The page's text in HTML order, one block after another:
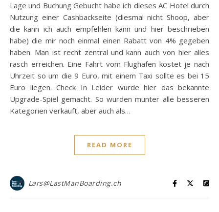
Lage und Buchung Gebucht habe ich dieses AC Hotel durch
Nutzung einer Cashbackseite (diesmal nicht Shoop, aber
die kann ich auch empfehlen kann und hier beschrieben
habe) die mir noch einmal einen Rabatt von 4% gegeben
haben. Man ist recht zentral und kann auch von hier alles
rasch erreichen. Eine Fahrt vom Flughafen kostet je nach
Uhrzeit so um die 9 Euro, mit einem Taxi sollte es bei 15
Euro liegen. Check In Leider wurde hier das bekannte
Upgrade-Spiel gemacht. So wurden munter alle besseren
Kategorien verkauft, aber auch als…
READ MORE
Lars@LastManBoarding.ch